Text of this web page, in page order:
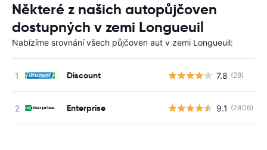
Některé z našich autopůjčoven
dostupných v zemi Longueuil
Nabízíme srovnání všech půjčoven aut v zemi Longueuil:
Discount 7.8 (28)
Enterprise 9.1 (2406)